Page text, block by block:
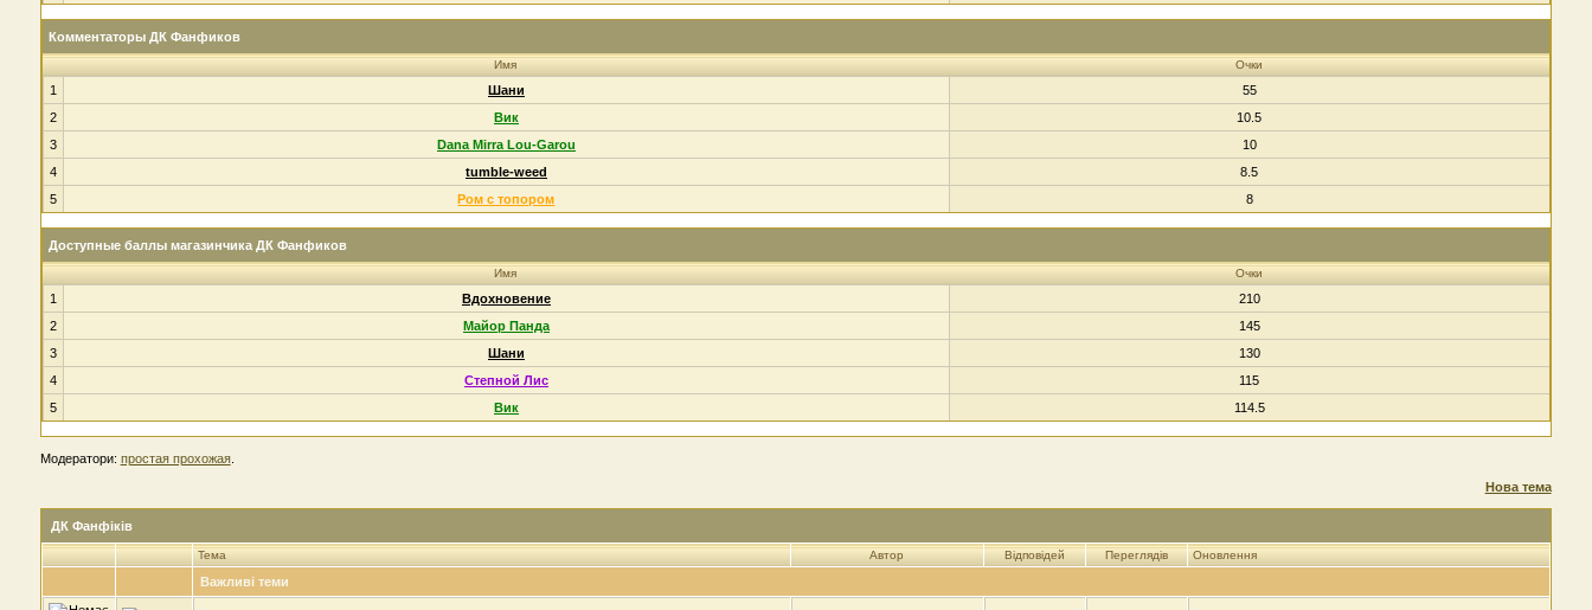
Комментаторы ДК Фанфиков
Имя Очки
1 Шани
55
2
Вик
10.5
3
Dana Mirra Lou-Garou
10
4
tumble-weed
8.5
5
Ром с топором 8
Доступные баллы магазинчика ДК Фанфиков
Имя Очки
1 Вдохновение
210
2
Майор Панда
145
3
Шани
130
4
Степной Лис
115
5
Вик 114.5
Модератори: простая прохожая.
Нова тема
ДК Фанфіків
Тема Автор Відповідей Переглядів Оновлення
Важливі теми